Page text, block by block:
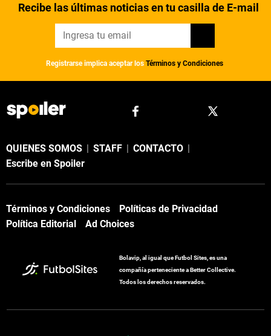
Recibe las últimas noticias en tu casilla de E-mail
Registrarse implica aceptar los Términos y Condiciones
QUIENES SOMOS | STAFF | CONTACTO |
Escribe en Spoiler
Términos y Condiciones
Políticas de Privacidad
Política Editorial
Ad Choices
Bolavip, al igual que Futbol Sites, es una
compañía perteneciente a Better Collective.
Todos los derechos reservados.